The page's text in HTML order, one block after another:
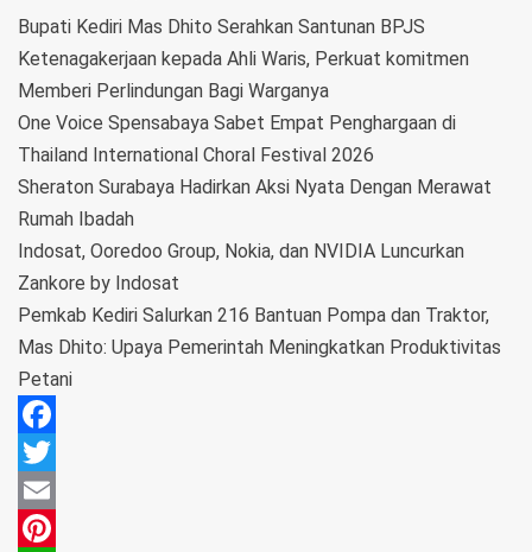
Bupati Kediri Mas Dhito Serahkan Santunan BPJS
Ketenagakerjaan kepada Ahli Waris, Perkuat komitmen
Memberi Perlindungan Bagi Warganya
One Voice Spensabaya Sabet Empat Penghargaan di
Thailand International Choral Festival 2026
Sheraton Surabaya Hadirkan Aksi Nyata Dengan Merawat
Rumah Ibadah
Indosat, Ooredoo Group, Nokia, dan NVIDIA Luncurkan
Zankore by Indosat
Pemkab Kediri Salurkan 216 Bantuan Pompa dan Traktor,
Mas Dhito: Upaya Pemerintah Meningkatkan Produktivitas
Petani
Facebook
Twitter
Email